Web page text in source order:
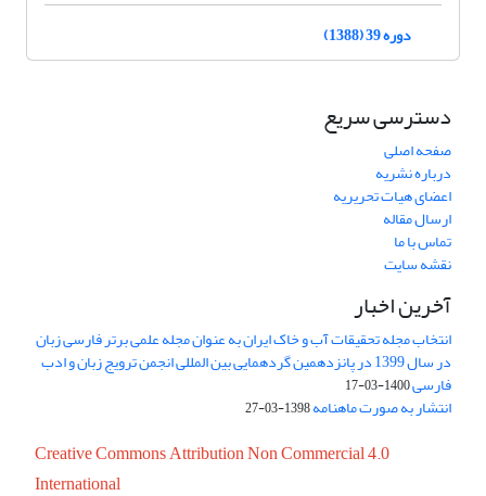
دوره 39 (1388)
دسترسی سریع
صفحه اصلی
درباره نشریه
اعضای هیات تحریریه
ارسال مقاله
تماس با ما
نقشه سایت
آخرین اخبار
انتخاب مجله تحقیقات آب و خاک ایران به عنوان مجله علمی برتر فارسی زبان
در سال 1399 در پانزدهمین گردهمایی بین المللی انجمن ترویج زبان و ادب
فارسی1400-03-17
انتشار به صورت ماهنامه1398-03-27
Creative Commons Attribution Non Commercial 4.0
International